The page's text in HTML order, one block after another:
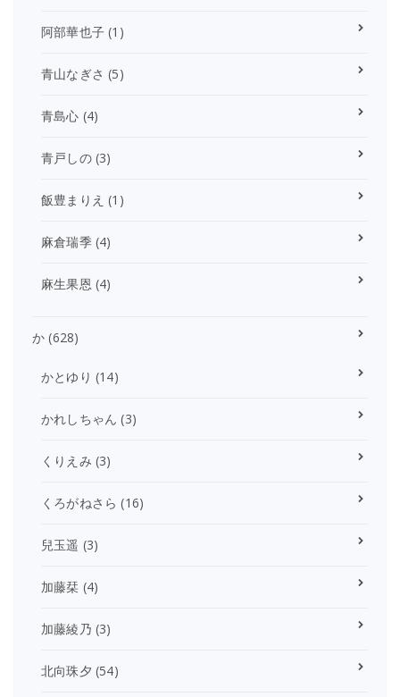
阿部華也子 (1)
青山なぎさ (5)
青島心 (4)
青戸しの(3)
飯豊まりえ (1)
麻倉瑞季(4)
麻生果恩 (4)
か (628)
かとゆり (14)
かれしちゃん (3)
くりえみ (3)
くろがねさら (16)
兒玉遥 (3)
加藤栞 (4)
加藤綾乃 (3)
北向珠夕 (54)